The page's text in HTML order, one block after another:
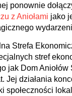
ponownie
z Aniołami jako
Strefa
stref
jak Dom Aniołów
Jej działania
społeczności